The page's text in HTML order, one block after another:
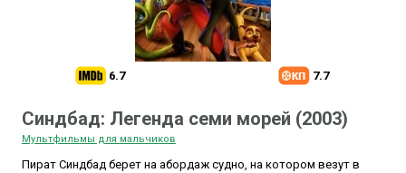
6.7 7.7
Синдбад: Легенда семи морей (2003)
Мультфильмы для мальчиков
Пират Синдбад берет на абордаж судно, на котором везут в